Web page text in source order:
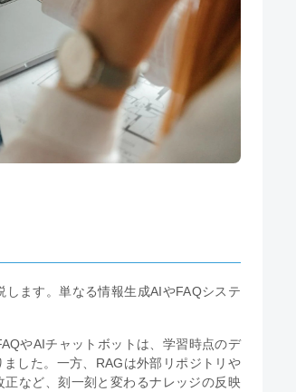
ます。単なる情報生成AIやFAQシステ
やAIチャットボットは、学習時点のデ
した。一方、RAGは外部リポジトリや
など、刻一刻と変わるナレッジの反映